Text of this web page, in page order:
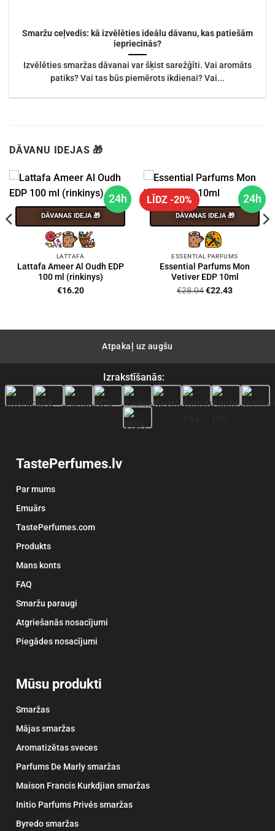
Smaržu ceļvedis: kā izvēlēties ideālu dāvanu, kas patiešām
iepriecinās?
Izvēlēties smaržas dāvanai var šķist sarežģīti. Vai aromāts
patiks? Vai tas būs piemērots ikdienai? Vai...
DĀVANU IDEJAS 🎁
24h
DĀVANAS IDEJA 🎁
LATTAFA
Lattafa Ameer Al Oudh EDP
100 ml (rinkinys)
€16.20
24h
LĪDZ -20%
DĀVANAS IDEJA 🎁
ESSENTIAL PARFUMS
Essential Parfums Mon
Vetiver EDP 10ml
€28.04Original
€22.43Current
Atpakaļ uz augšu
Izrakstīšanās:
TastePerfumes.lv
Par mums
Emuārs
TastePerfumes.com
Produkts
Mans konts
FAQ
Smaržu paraugi
Atgriešanās nosacījumi
Piegādes nosacījumi
Mūsu produkti
Smaržas
Mājas smaržas
Aromatizētas sveces
Parfums De Marly smaržas
Maison Francis Kurkdjian smaržas
Initio Parfums Privés smaržas
Byredo smaržas